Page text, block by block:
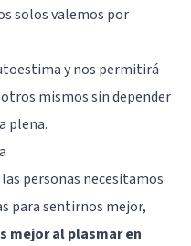
solos valemos por
y nos permitirá
mismos sin depender
plena.
personas necesitamos
para sentirnos mejor,
mejor al plasmar en